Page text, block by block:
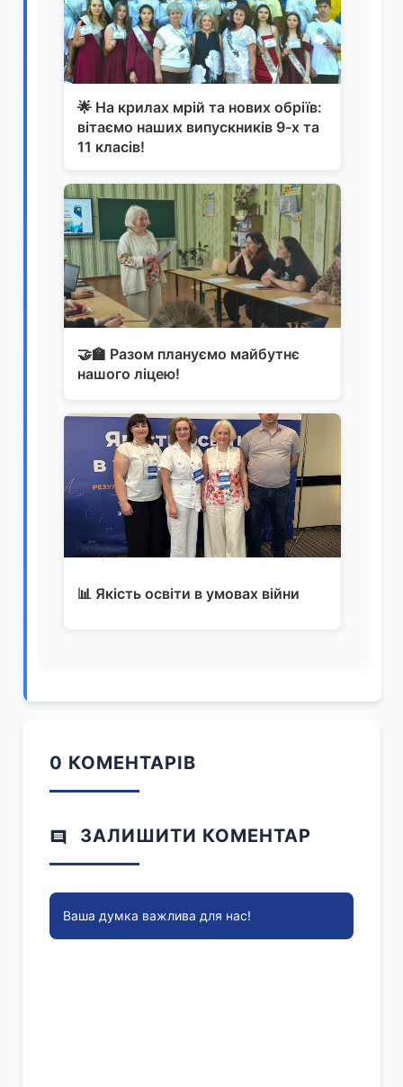
🌟 На крилах мрій та нових обріїв:
вітаємо наших випускників 9-х та
11 класів!
🤝🏫 Разом плануємо майбутнє
нашого ліцею!
📊 Якість освіти в умовах війни
0 КОМЕНТАРІВ
ЗАЛИШИТИ КОМЕНТАР
Ваша думка важлива для нас!